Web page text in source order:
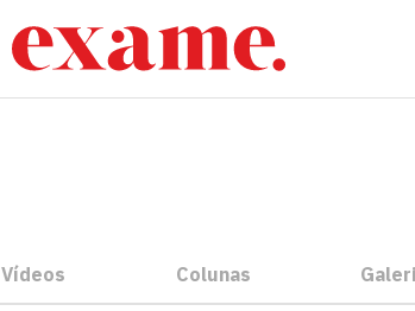
Vídeos Colunas